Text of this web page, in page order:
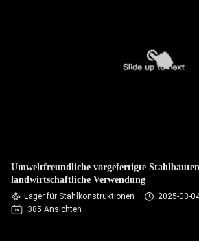
Umweltfreundliche vorgefertigte
landwirtschaftliche Verwendung
Lager für Stahlkonstruktionen
2025-03-
385 Ansichten